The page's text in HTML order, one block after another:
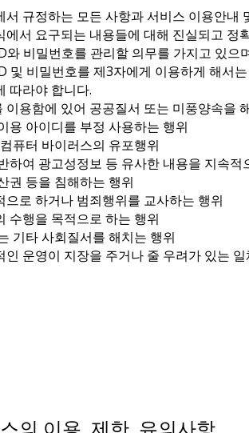
서 규정하는 모든 사항과 서비스 이용안내
에서 요구되는 내용들에 대해 진실되고
와 비밀번호를 관리할 의무를 가지고 있
및 비밀번호를 제3자에게 이용하게 해서
따라야 합니다.
이용함에 있어 공공질서 또는 미풍양속을
용 아이디를 부정 사용하는 행위
퓨터 바이러스의 유포행위
하여 광고성정보 등 유사한 내용을 지속적
권 등을 침해하는 행위
로 하거나 범죄행위를 교사하는 행위
수행을 목적으로 하는 행위
기타 사회질서를 해치는 행위
운영이 지장을 주거나 줄 우려가 있는
의 이용, 제한, 유의사항